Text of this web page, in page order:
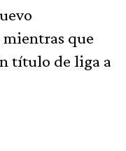
mientras que
título de liga a